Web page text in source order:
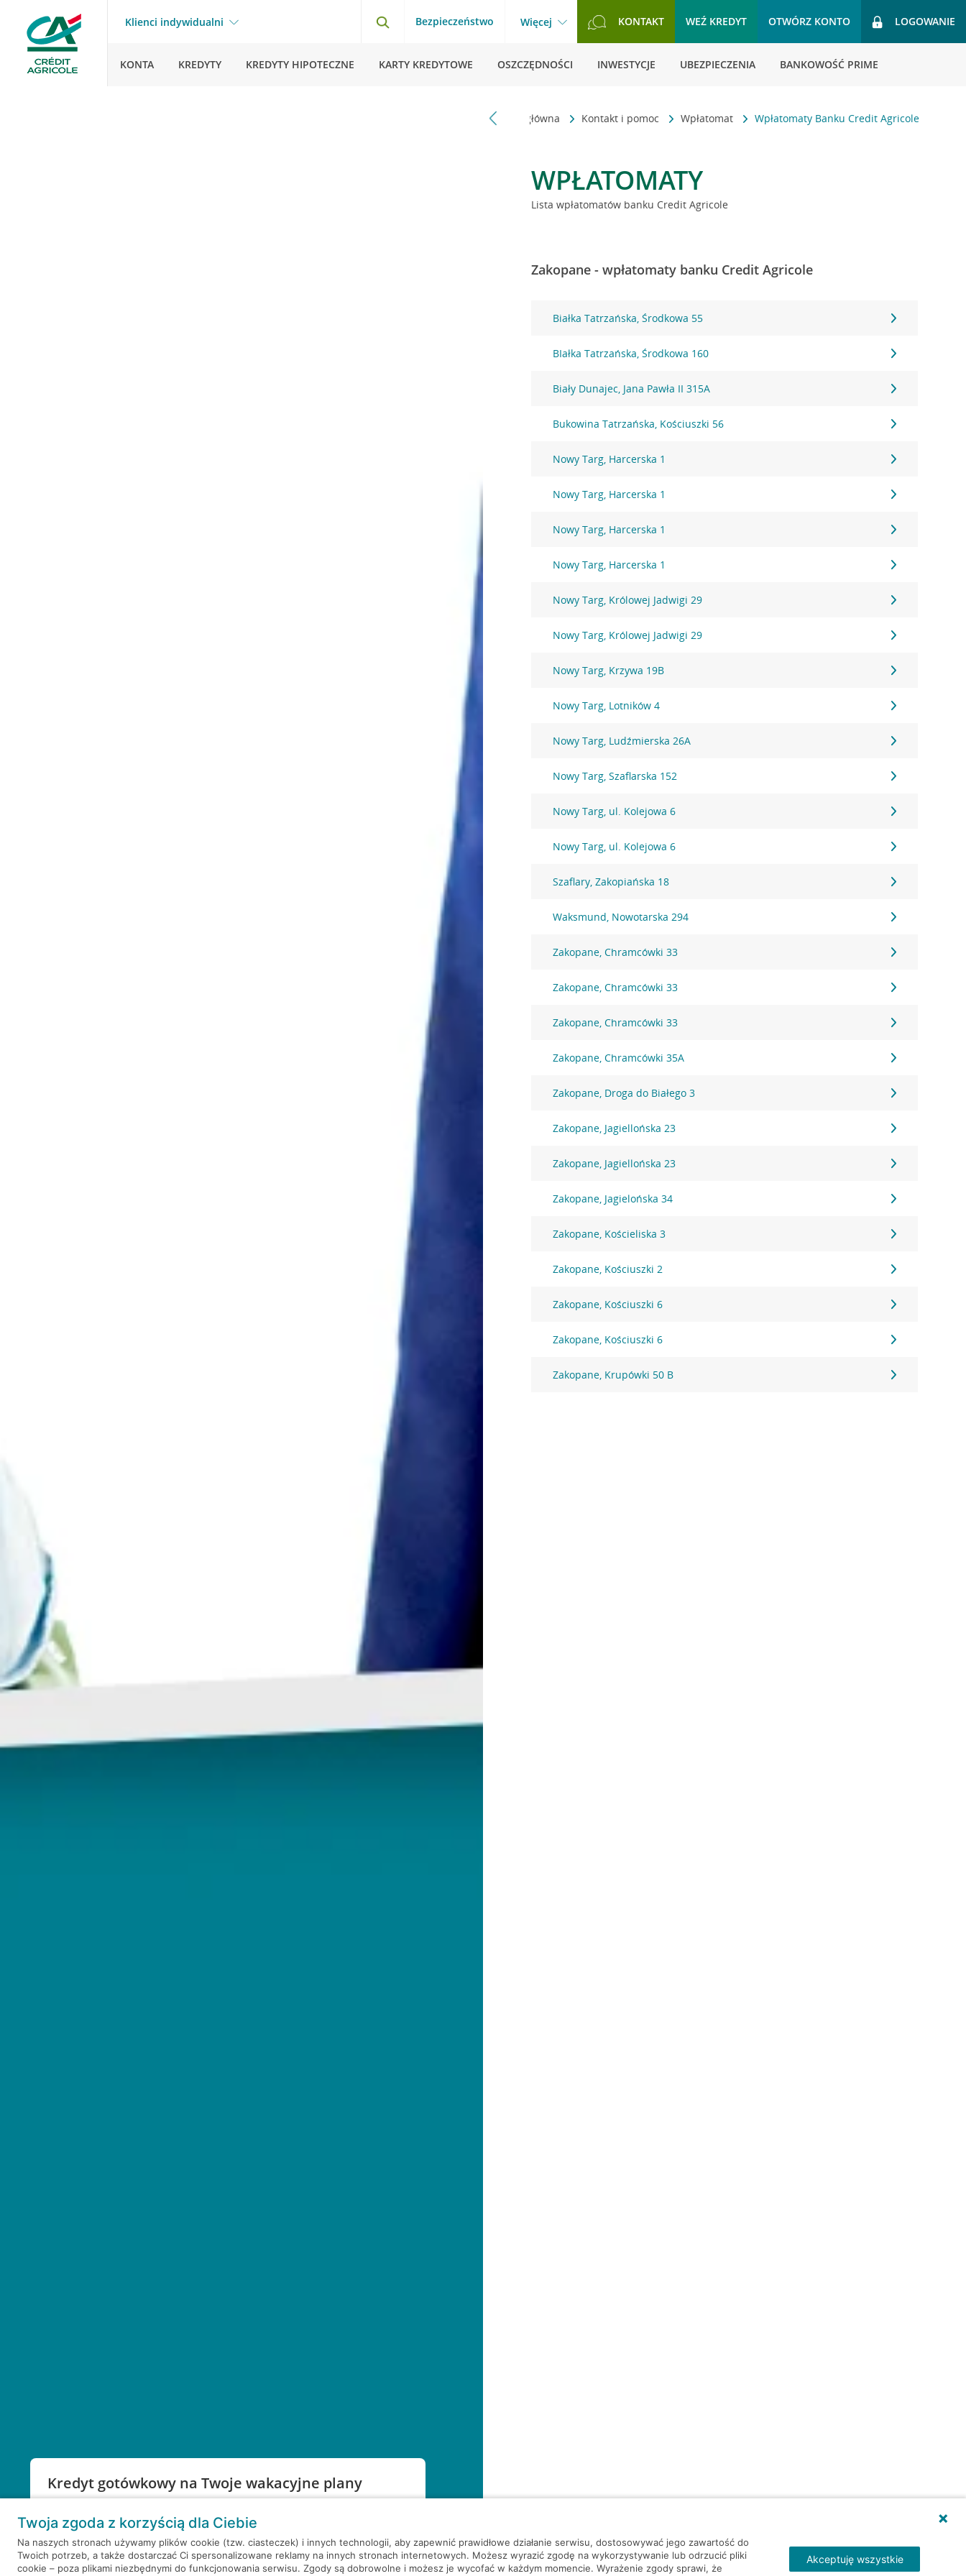
Klienci indywidualni Bezpieczeństwo Więcej KONTAKT WEŹ KREDYT OTWÓRZ KONTO LOGOWANIE
KONTA KREDYTY KREDYTY HIPOTECZNE KARTY KREDYTOWE OSZCZĘDNOŚCI INWESTYCJE UBEZPIECZENIA BANKOWOŚĆ PRIME
Kredyt gotówkowy na Twoje wakacyjne plany
RRSO: 9,6%
WEŹ KREDYT NOTA PRAWNA
Strona główna Kontakt i pomoc Wpłatomat Wpłatomaty Banku Credit Agricole
WPŁATOMATY
Lista wpłatomatów banku Credit Agricole
Zakopane - wpłatomaty banku Credit Agricole
Białka Tatrzańska, Środkowa 55
BIałka Tatrzańska, Środkowa 160
Biały Dunajec, Jana Pawła II 315A
Bukowina Tatrzańska, Kościuszki 56
Nowy Targ, Harcerska 1
Nowy Targ, Harcerska 1
Nowy Targ, Harcerska 1
Nowy Targ, Harcerska 1
Nowy Targ, Królowej Jadwigi 29
Nowy Targ, Królowej Jadwigi 29
Nowy Targ, Krzywa 19B
Nowy Targ, Lotników 4
Nowy Targ, Ludźmierska 26A
Nowy Targ, Szaflarska 152
Nowy Targ, ul. Kolejowa 6
Nowy Targ, ul. Kolejowa 6
Szaflary, Zakopiańska 18
Waksmund, Nowotarska 294
Zakopane, Chramcówki 33
Zakopane, Chramcówki 33
Zakopane, Chramcówki 33
Zakopane, Chramcówki 35A
Zakopane, Droga do Białego 3
Zakopane, Jagiellońska 23
Zakopane, Jagiellońska 23
Zakopane, Jagielońska 34
Zakopane, Kościeliska 3
Zakopane, Kościuszki 2
Zakopane, Kościuszki 6
Zakopane, Kościuszki 6
Zakopane, Krupówki 50 B
Twoja zgoda z korzyścią dla Ciebie
Na naszych stronach używamy plików cookie (tzw. ciasteczek) i innych technologii, aby zapewnić prawidłowe działanie serwisu, dostosowywać jego zawartość do
Twoich potrzeb, a także dostarczać Ci spersonalizowane reklamy na innych stronach internetowych. Możesz wyrazić zgodę na wykorzystywanie lub odrzucić pliki
cookie – poza plikami niezbędnymi do funkcjonowania serwisu. Zgody są dobrowolne i możesz je wycofać w każdym momencie. Wyrażenie zgody sprawi, że
Akceptuję wszystkie